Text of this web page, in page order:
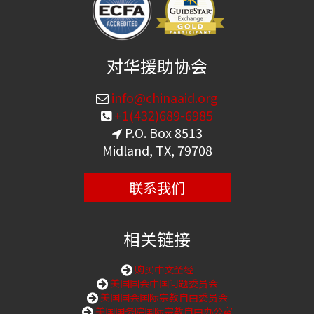
对华援助协会
info@chinaaid.org
+1(432)689-6985
P.O. Box 8513
Midland, TX, 79708
联系我们
相关链接
购买中文圣经
美国国会中国问题委员会
美国国会国际宗教自由委员会
美国国务院国际宗教自由办公室